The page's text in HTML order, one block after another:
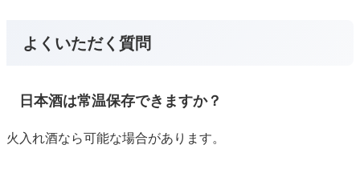
よくいただく質問
日本酒は常温保存できますか？
火入れ酒なら可能な場合があります。